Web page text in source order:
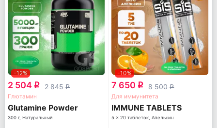
-12%
2 504 q 2 845q
Глютамин
Glutamine Powder
300 г, Натуральный
-10%
7 650 q 8 500q
Для иммунитета
IMMUNE TABLETS
5 x 20 таблеток, Апельсин